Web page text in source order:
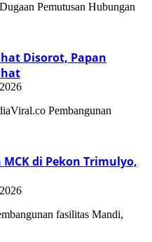
Pemutusan Hubungan
Disorot, Papan
Pembangunan
di Pekon Trimulyo,
fasilitas Mandi,